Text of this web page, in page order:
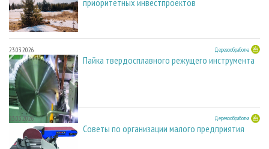
приоритетных инвестпроектов
23.03.2026 Деревообработка
Пайка твердосплавного режущего инструмента
23.03.2026 Деревообработка
Советы по организации малого предприятия